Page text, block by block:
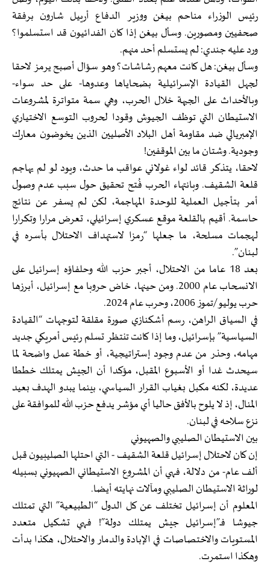
رئيس الوزراء مناحم بيغن ووزير الدفاع أرييل شارون برفقة
صحفيين ومصورين. وسأل بيغن إذا كان الفدائيون قد استسلموا؟
ورد عليه جندي: لم يستسلم أحد منهم.
وسأل بيغن: هل كانت معهم رشاشات؟ وهو سؤال أصبح يرمز لاحقا
لجهل القيادة الإسرائيلية بضحاياها وعدوها- على حد سواء-
وبالأحداث على الجبهة خلال الحرب، وهي سمة متواترة لمشروعات
الاستيطان التي توظف الجيوش وقودا لحروب التوسع الاختياري
الإمبريالي ضد مقاومة أهل البلاد الأصليين الذين يخوضون معارك
وجودية. وشتان ما بين الموقفين!
لاحقا، يتذكر قائد لواء غولاني عواقب ما حدث، ويود لو لم يهاجم
قلعة الشقيف. وبانتهاء الحرب فُتح تحقيق حول سبب عدم وصول
أمر بتأجيل العملية للوحدة المهاجمة، لكن لم يسفر عن نتائج
حاسمة. أقيم بالقلعة موقع عسكري إسرائيلي، تعرض مرارا وتكرارا
لهجمات مسلحة، ما جعلها “رمزا لاستهداف الاحتلال بأسره في
لبنان”.
بعد 18 عاما من الاحتلال، أجبر حزب الله وحلفاؤه إسرائيل على
الانسحاب عام 2000. ومن حينها، خاض حروبا مع إسرائيل، أبرزها
حرب يوليو/تموز 2006، وحرب عام 2024.
في السياق الراهن، رسم أشكنازي صورة مقلقة لتوجهات “القيادة
السياسية” بإسرائيل، وما إذا كانت تنتظر تسلم رئيس أمريكي جديد
مهامه، وحذر من عدم وجود إستراتيجية، أو خطة عمل واضحة لما
سيحدث غدا أو الأسبوع المقبل، مؤكدا أن الجيش يمتلك خططا
عديدة، لكنه مكبل بغياب القرار السياسي، بينما يبدو الهدف بعيد
المنال، إذ لا يلوح بالأفق حاليا أي مؤشر يدفع حزب الله للموافقة على
نزع سلاحه في لبنان.
بين الاستيطان الصليبي والصهيوني
إن كان لاحتلال إسرائيل قلعة الشقيف - التي احتلها الصليبيون قبل
ألف عام- من دلالة، فهي أن المشروع الاستيطاني الصهيوني بسبيله
لوراثة الاستيطان الصليبي ومآلات نهايته أيضا.
المعلوم أن إسرائيل تختلف عن كل الدول “الطبيعية” التي تمتلك
جيوشا فـ”إسرائيل جيش يمتلك دولة”! فهي تشكيل متعدد
المستويات والاختصاصات في الإبادة والدمار والاحتلال، هكذا بدأت
وهكذا استمرت.